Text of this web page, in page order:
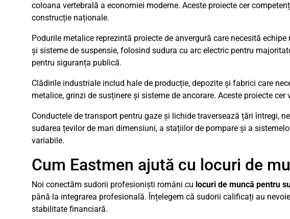
coloana vertebrală a economiei moderne. Aceste proiecte cer
construcție naționale.
Podurile metalice reprezintă proiecte de anvergură care necesită
și sisteme de suspensie, folosind sudura cu arc electric pentru
pentru siguranța publică.
Clădirile industriale includ hale de producție, depozite și fabrici care
metalice, grinzi de susținere și sisteme de ancorare. Aceste proiecte
Conductele de transport pentru gaze și lichide traversează țări întregi,
sudarea țevilor de mari dimensiuni, a stațiilor de pompare și a
variabile.
Cum Eastmen ajută cu locuri de
Noi conectăm sudorii profesioniști români cu locuri de muncă pentru
până la integrarea profesională. Înțelegem că sudorii calificați au
stabilitate financiară.